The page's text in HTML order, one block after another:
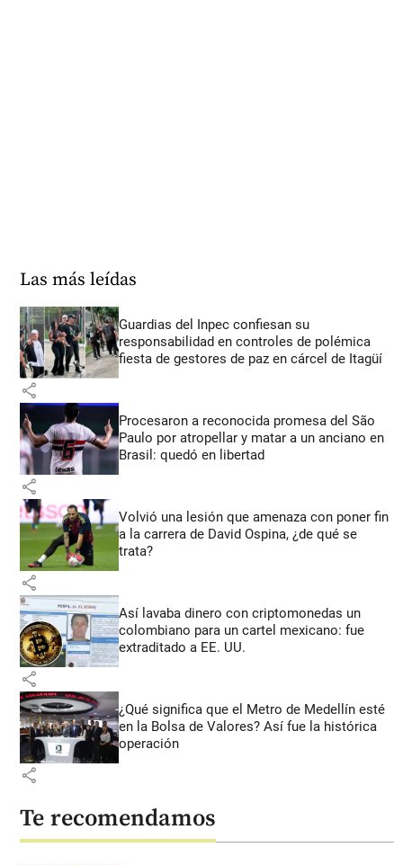
Las más leídas
Guardias del Inpec confiesan su
responsabilidad en controles de polémica
fiesta de gestores de paz en cárcel de Itagüí
share
Procesaron a reconocida promesa del São
Paulo por atropellar y matar a un anciano en
Brasil: quedó en libertad
share
Volvió una lesión que amenaza con poner fin
a la carrera de David Ospina, ¿de qué se
trata?
share
Así lavaba dinero con criptomonedas un
colombiano para un cartel mexicano: fue
extraditado a EE. UU.
share
¿Qué significa que el Metro de Medellín esté
en la Bolsa de Valores? Así fue la histórica
operación
share
Te recomendamos